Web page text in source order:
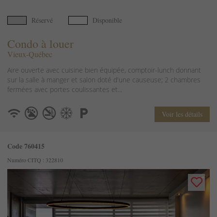
Réservé Disponible
Condo à louer
Vieux-Québec
Aire ouverte avec cuisine bien équipée, comptoir-lunch donnant
sur la salle à manger et salon doté d'une causeuse; 2 chambres
fermées avec portes coulissantes et...
Voir les détails
Code 760415
Numéro CITQ : 322810